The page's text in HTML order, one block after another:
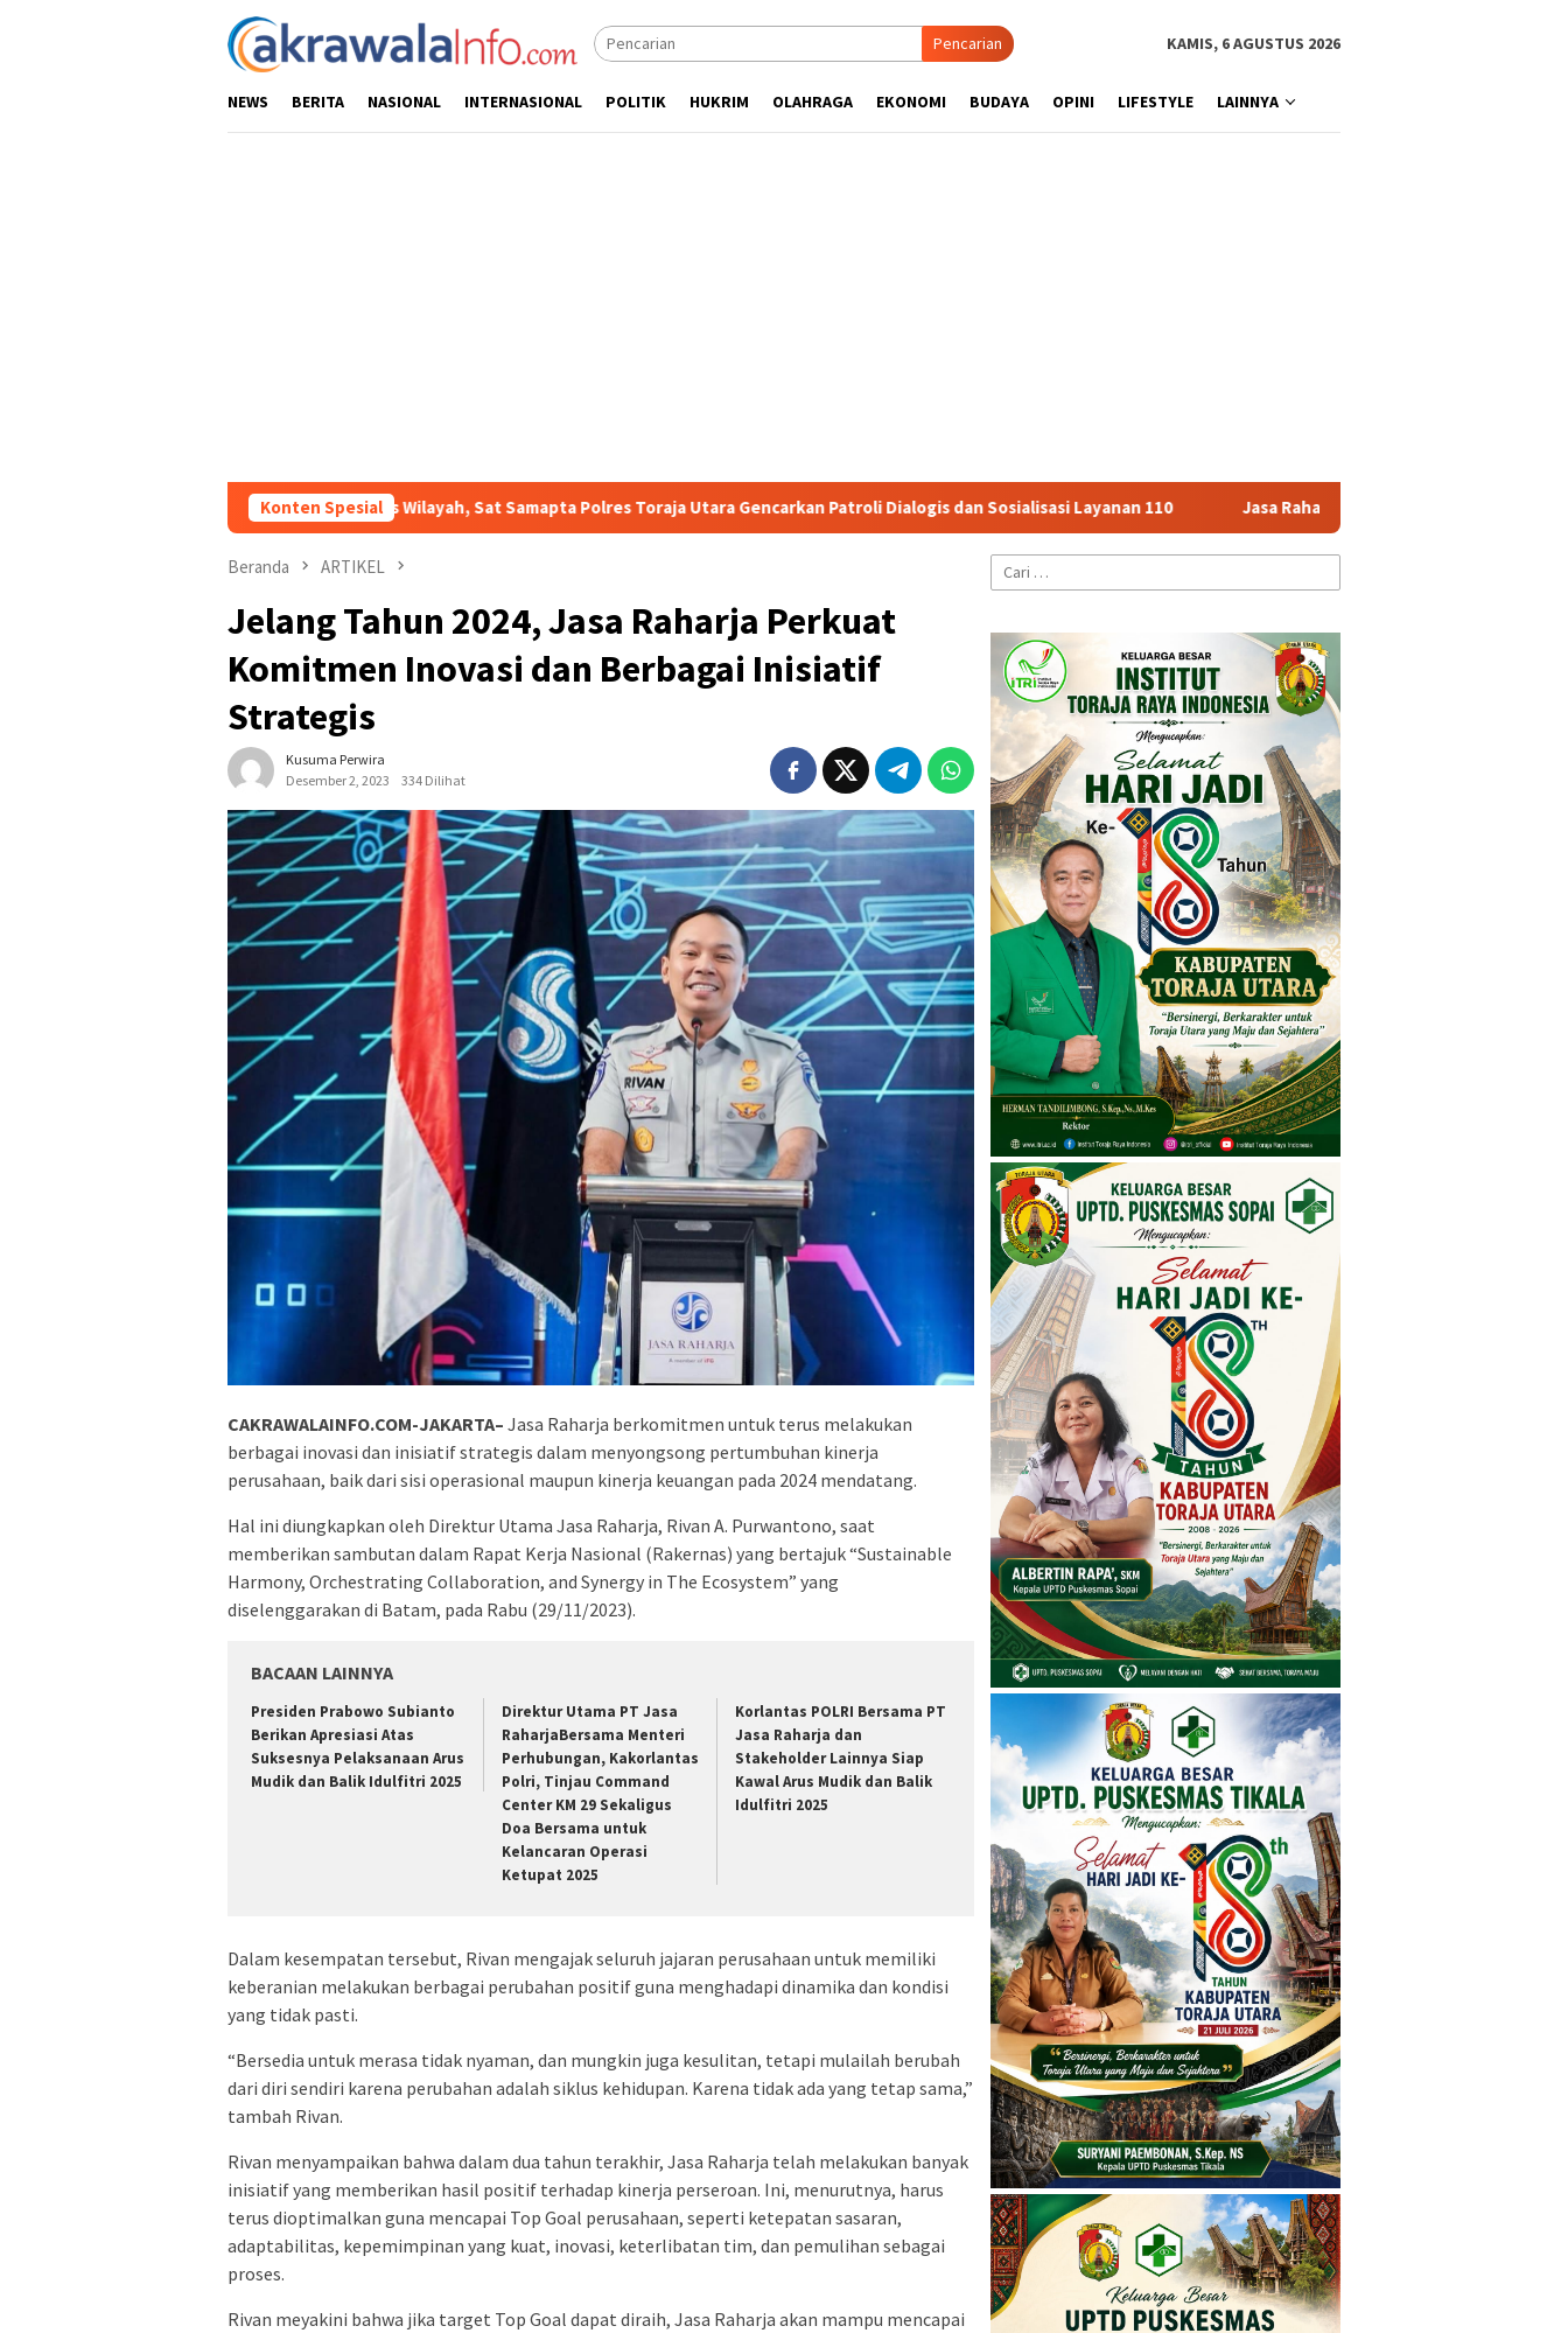
Pencarian KAMIS, 6 AGUSTUS 2026
NEWS BERITA NASIONAL INTERNASIONAL POLITIK HUKRIM OLAHRAGA EKONOMI BUDAYA OPINI LIFESTYLE LAINNYA
Konten Spesial
Kondusifitas Wilayah, Sat Samapta Polres Toraja Utara Gencarkan Patroli Dialogis dan Sosialisasi Layanan 110 Jasa Raharja Serahkan Santunan kepada Ahli Waris Korban
Beranda ARTIKEL
Jelang Tahun 2024, Jasa Raharja Perkuat
Komitmen Inovasi dan Berbagai Inisiatif
Strategis
Kusuma Perwira
Desember 2, 2023
334 Dilihat
CAKRAWALAINFO.COM-JAKARTA– Jasa Raharja berkomitmen untuk terus melakukan
berbagai inovasi dan inisiatif strategis dalam menyongsong pertumbuhan kinerja
perusahaan, baik dari sisi operasional maupun kinerja keuangan pada 2024 mendatang.
Hal ini diungkapkan oleh Direktur Utama Jasa Raharja, Rivan A. Purwantono, saat
memberikan sambutan dalam Rapat Kerja Nasional (Rakernas) yang bertajuk “Sustainable
Harmony, Orchestrating Collaboration, and Synergy in The Ecosystem” yang
diselenggarakan di Batam, pada Rabu (29/11/2023).
BACAAN LAINNYA
Presiden Prabowo Subianto
Berikan Apresiasi Atas
Suksesnya Pelaksanaan Arus
Mudik dan Balik Idulfitri 2025
Direktur Utama PT Jasa
RaharjaBersama Menteri
Perhubungan, Kakorlantas
Polri, Tinjau Command
Center KM 29 Sekaligus
Doa Bersama untuk
Kelancaran Operasi
Ketupat 2025
Korlantas POLRI Bersama PT
Jasa Raharja dan
Stakeholder Lainnya Siap
Kawal Arus Mudik dan Balik
Idulfitri 2025
Dalam kesempatan tersebut, Rivan mengajak seluruh jajaran perusahaan untuk memiliki
keberanian melakukan berbagai perubahan positif guna menghadapi dinamika dan kondisi
yang tidak pasti.
“Bersedia untuk merasa tidak nyaman, dan mungkin juga kesulitan, tetapi mulailah berubah
dari diri sendiri karena perubahan adalah siklus kehidupan. Karena tidak ada yang tetap sama,”
tambah Rivan.
Rivan menyampaikan bahwa dalam dua tahun terakhir, Jasa Raharja telah melakukan banyak
inisiatif yang memberikan hasil positif terhadap kinerja perseroan. Ini, menurutnya, harus
terus dioptimalkan guna mencapai Top Goal perusahaan, seperti ketepatan sasaran,
adaptabilitas, kepemimpinan yang kuat, inovasi, keterlibatan tim, dan pemulihan sebagai
proses.
Rivan meyakini bahwa jika target Top Goal dapat diraih, Jasa Raharja akan mampu mencapai
Cari
untuk: